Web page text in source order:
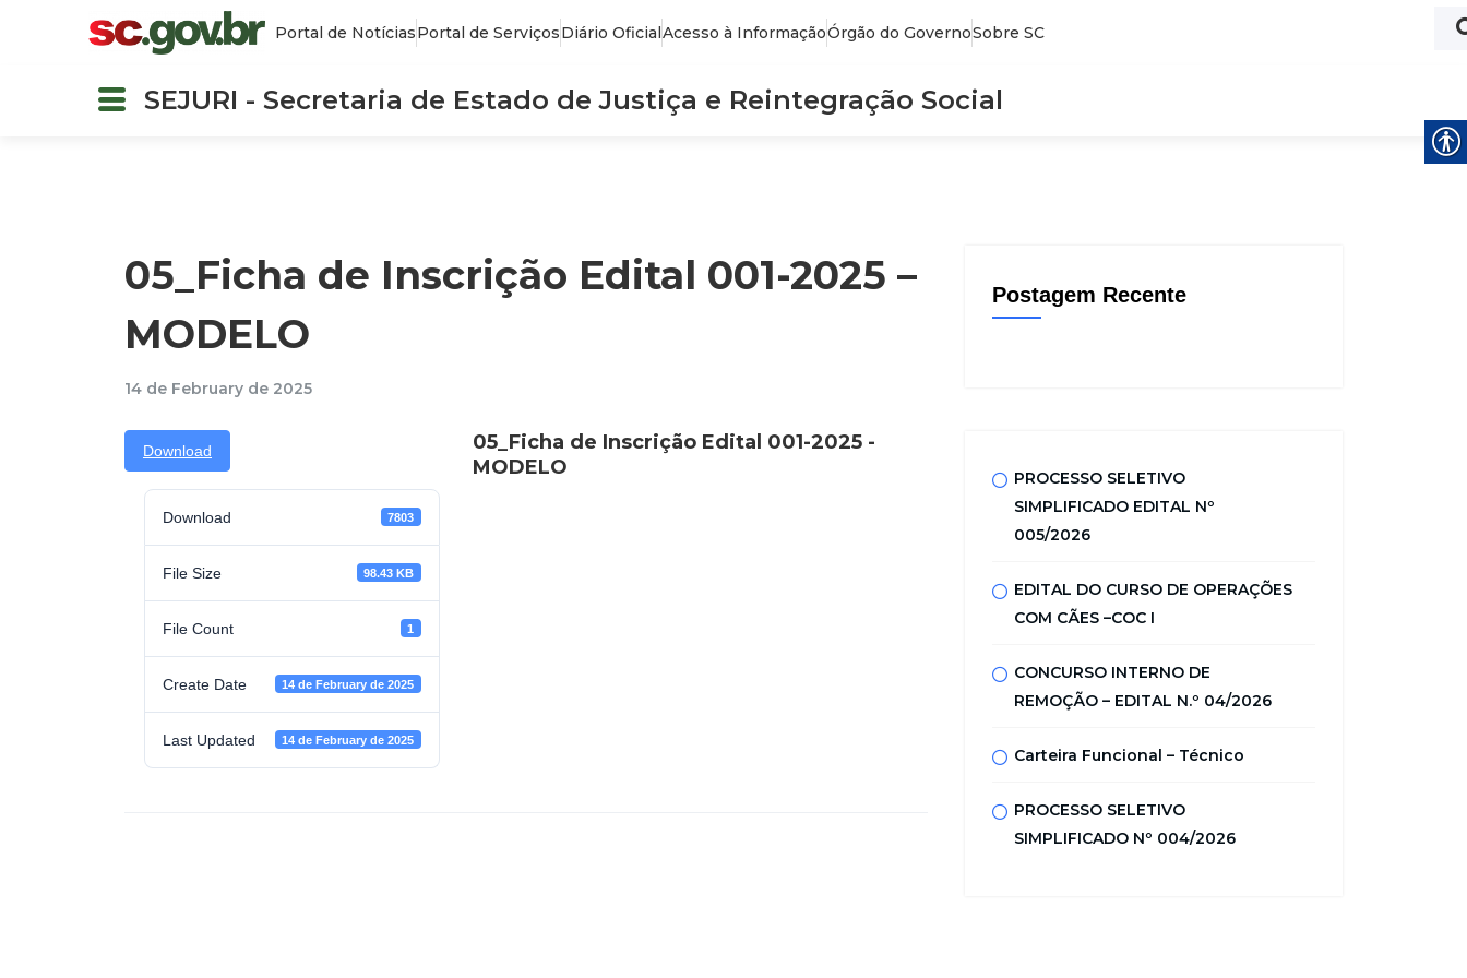
Portal de NotíciasPortal de ServiçosDiário OficialAcesso à InformaçãoÓrgão do GovernoSobre SC
SEJURI - Secretaria de Estado de Justiça e Reintegração Social
05_Ficha de Inscrição Edital 001-2025 –
MODELO
14 de February de 2025
Download
Download 7803
File Size 98.43 KB
File Count 1
Create Date 14 de February de 2025
Last Updated 14 de February de 2025
05_Ficha de Inscrição Edital 001-2025 -
MODELO
Postagem Recente
PROCESSO SELETIVO
SIMPLIFICADO EDITAL Nº
005/2026
EDITAL DO CURSO DE OPERAÇÕES
COM CÃES –COC I
CONCURSO INTERNO DE
REMOÇÃO – EDITAL N.º 04/2026
Carteira Funcional – Técnico
PROCESSO SELETIVO
SIMPLIFICADO Nº 004/2026